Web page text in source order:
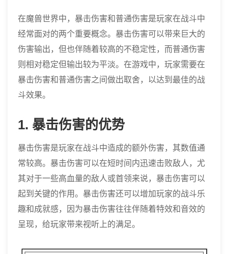
在魔兽世界中，暴击伤害和普通伤害是玩家在战斗中
经常面对的两个重要概念。暴击伤害可以带来巨大的
伤害输出，但也伴随着较高的不稳定性，而普通伤害
则相对稳定但输出较为平淡。在游戏中，玩家需要在
暴击伤害和普通伤害之间做出取舍，以达到最佳的战
斗效果。
1. 暴击伤害的优势
暴击伤害是玩家在战斗中造成的额外伤害，其数值通
常较高。暴击伤害可以在短时间内迅速击败敌人，尤
其对于一些高血量的敌人或首领来说，暴击伤害可以
起到关键的作用。暴击伤害还可以增加玩家的战斗乐
趣和成就感，因为暴击伤害往往伴随着特效和音效的
呈现，给玩家带来视听上的满足。